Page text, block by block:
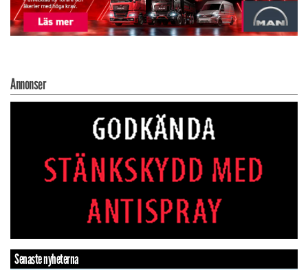
Annonser
Senaste nyheterna